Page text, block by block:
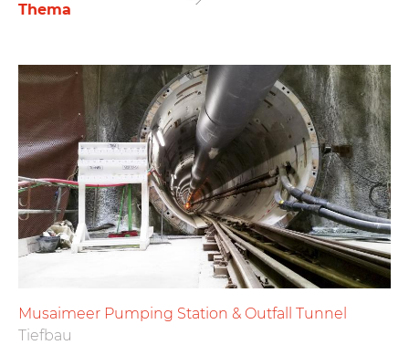
Thema
Musaimeer Pumping Station & Outfall Tunnel
Tiefbau